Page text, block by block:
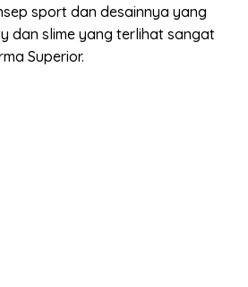
sport dan desainnya yang
dan slime yang terlihat sangat
Superior.